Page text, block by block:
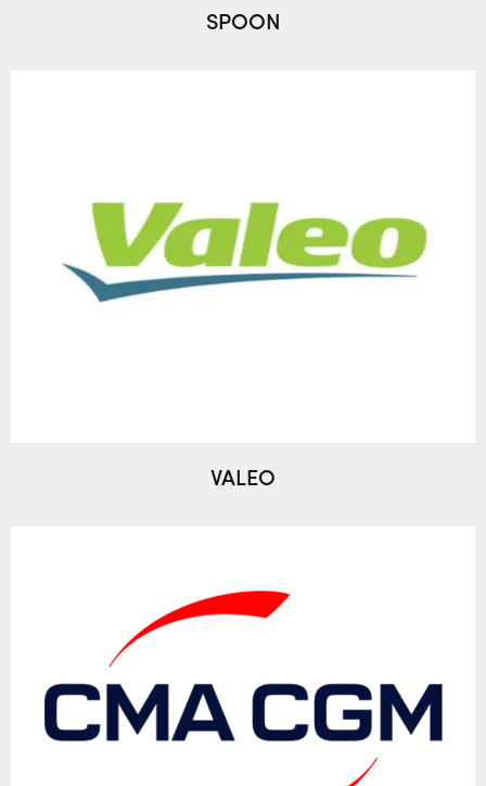
SPOON
VALEO